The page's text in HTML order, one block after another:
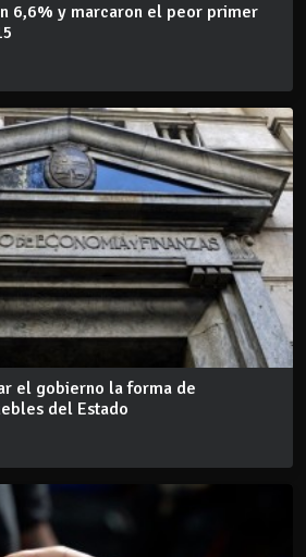
6,6% y marcaron el peor primer
el gobierno la forma de
del Estado